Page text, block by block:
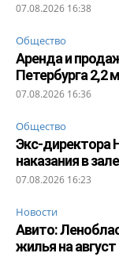
07.08.2026 16:38
Общество
Аренда и
Петербурга 2,2
07.08.2026 16:36
Общество
Экс-директора
наказания в
07.08.2026 16:23
Новости
Авито:
жилья на август